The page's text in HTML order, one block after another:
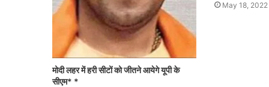
मोदी लहर में हरी सीटों को जीतने आयेगे यूपी के
सीएम* *
May 18, 2022